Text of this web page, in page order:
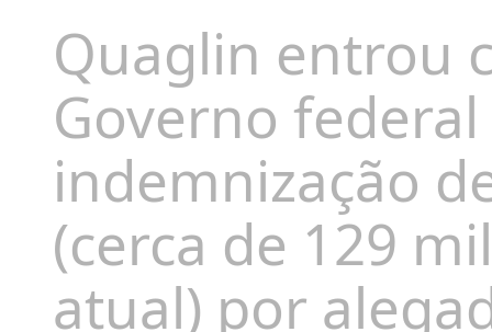
Quaglin entrou
Governo
indemnização
(cerca de 129
atual) por